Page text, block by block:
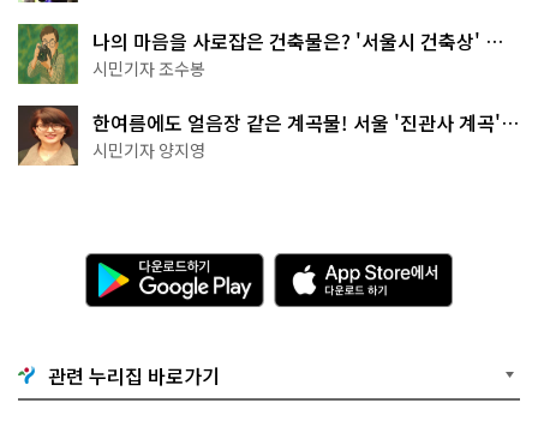
나의 마음을 사로잡은 건축물은? '서울시 건축상' 수
상작 공개!
시민기자 조수봉
한여름에도 얼음장 같은 계곡물! 서울 '진관사 계곡'이
천국이네~
시민기자 양지영
다
운
로
기
G
o
A
p
p
e
관련 누리집 바로가기